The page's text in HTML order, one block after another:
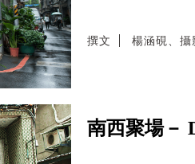
撰文 楊涵硯、攝
南西聚場－